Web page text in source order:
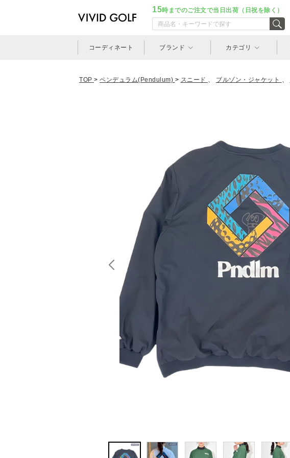
15時までのご注文で当日出荷（日祝を除く）
コーディネート ブランド カテゴリ
TOP > ペンデュラム(Pendulum) > スニード 、 ブルゾン・ジャケット 、